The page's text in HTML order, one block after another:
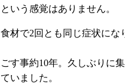
いう感覚はありません。
材で2回とも同じ症状にな
す事約10年。久しぶりに
いました。